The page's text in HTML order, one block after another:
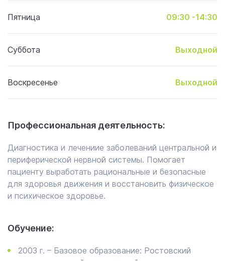
Пятница 09:30 -14:30
Суббота Выходной
Воскресенье Выходной
Профессиональная деятельность:
Диагностика и лечениие заболеваний центральной и
периферической нервной системы. Помогает
пациенту выработать рациональные и безопасные
для здоровья движения и восстановить физическое
и психическое здоровье.
Обучение:
2003 г. – Базовое образование: Ростовский